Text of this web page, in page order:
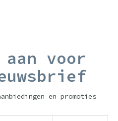
voor
en promoties